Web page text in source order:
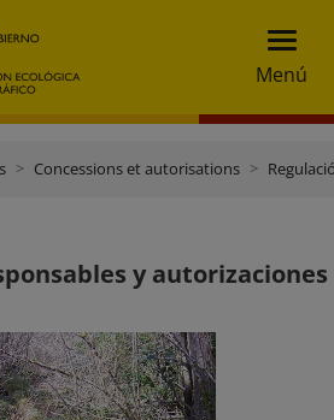
Menú
Concessions et autorisations
y autorizaciones